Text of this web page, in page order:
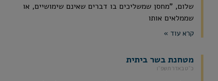
שלום, "מחסן שמשליכים בו דברים שאינם שימושיים, או
שממלאים אותו
קרא עוד »
מטחנת בשר ביתית
כ״ט באדר תשפ״ו